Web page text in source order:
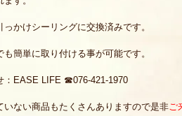
かけシーリングに交換済みです。
簡単に取り付ける事が可能です。
EASE LIFE ☎076-421-1970
いない商品もたくさんありますので是非ご